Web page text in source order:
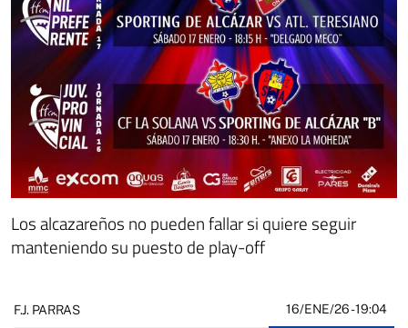
Los alcazareños no pueden fallar si quiere seguir
manteniendo su puesto de play-off
F.J. PARRAS 16/ENE/26- 19:04